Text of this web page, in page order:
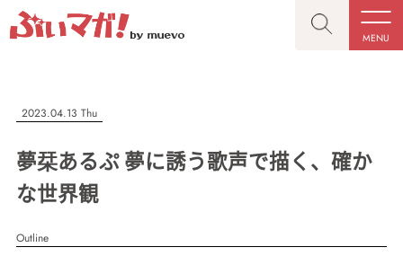
MENU
CLOSE
記事を検索する
人気ワード
CLOSE
“推しへの応援を形にする”VTuber専門メディア
MENU
2023.04.13 Thu
夢栞あるぷ 夢に誘う歌声で描く、確か
な世界観
Outline